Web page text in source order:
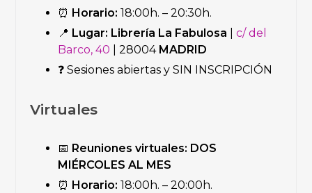
⏰ Horario: 18:00h. – 20:30h.
📍 Lugar: Librería La Fabulosa |c/ del
Barco, 40 | 28004 MADRID
❓ Sesiones abiertas y SIN INSCRIPCIÓN
Virtuales
📅 Reuniones virtuales: DOS
MIÉRCOLES AL MES
⏰ Horario: 18:00h. – 20:00h.